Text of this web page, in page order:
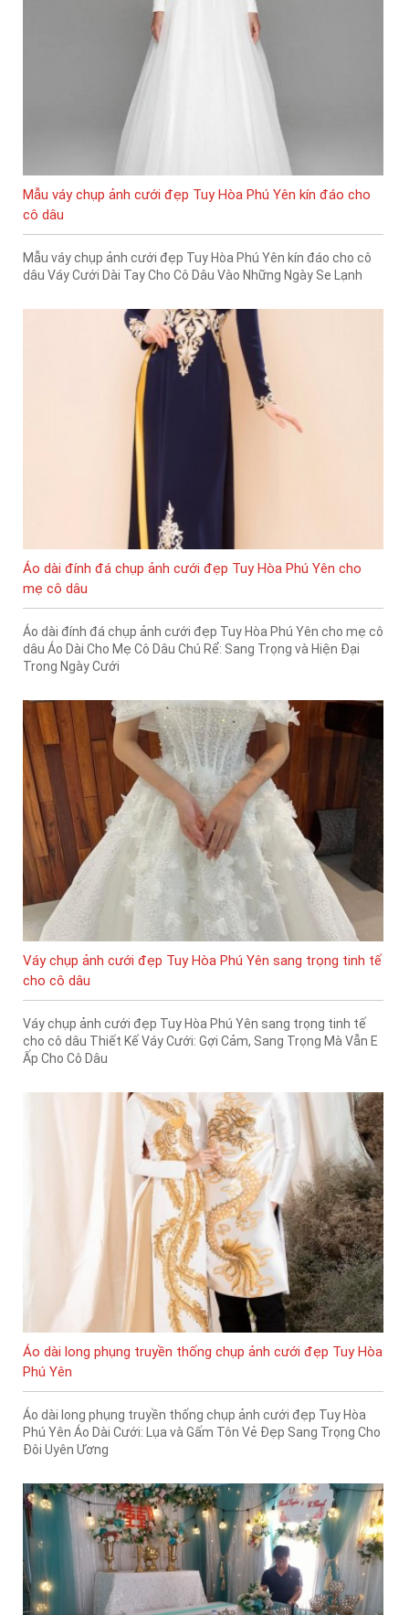
Mẫu váy chụp ảnh cưới đẹp Tuy Hòa Phú Yên kín đáo cho
cô dâu
Mẫu váy chụp ảnh cưới đẹp Tuy Hòa Phú Yên kín đáo cho cô
dâu Váy Cưới Dài Tay Cho Cô Dâu Vào Những Ngày Se Lạnh
Áo dài đính đá chụp ảnh cưới đẹp Tuy Hòa Phú Yên cho
mẹ cô dâu
Áo dài đính đá chụp ảnh cưới đẹp Tuy Hòa Phú Yên cho mẹ cô
dâu Áo Dài Cho Mẹ Cô Dâu Chú Rể: Sang Trọng và Hiện Đại
Trong Ngày Cưới
Váy chụp ảnh cưới đẹp Tuy Hòa Phú Yên sang trọng tinh tế
cho cô dâu
Váy chụp ảnh cưới đẹp Tuy Hòa Phú Yên sang trọng tinh tế
cho cô dâu Thiết Kế Váy Cưới: Gợi Cảm, Sang Trọng Mà Vẫn E
Ấp Cho Cô Dâu
Áo dài long phụng truyền thống chụp ảnh cưới đẹp Tuy Hòa
Phú Yên
Áo dài long phụng truyền thống chụp ảnh cưới đẹp Tuy Hòa
Phú Yên Áo Dài Cưới: Lụa và Gấm Tôn Vẻ Đẹp Sang Trọng Cho
Đôi Uyên Ương